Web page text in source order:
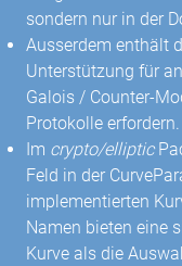
sondern nur in der
Ausserdem enthält
Unterstützung für
Galois / Counter-
Protokolle erfordern.
Im crypto/elliptic
Feld in der
implementierten
Namen bieten eine
Kurve als die